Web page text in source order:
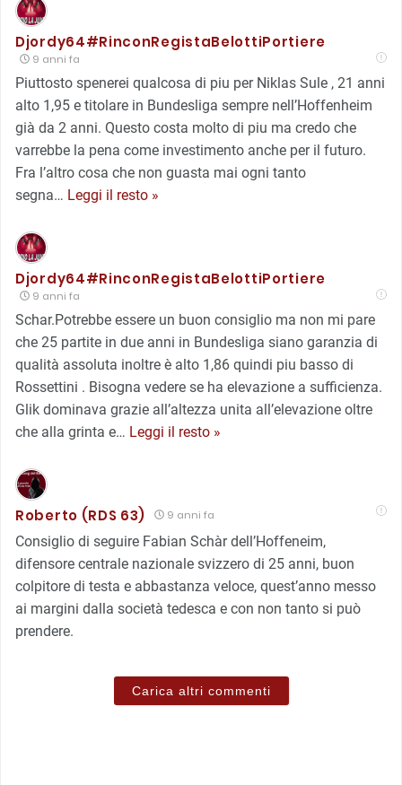
Djordy64#RinconRegistaBelottiPortiere
9 anni fa
Piuttosto spenerei qualcosa di piu per Niklas Sule , 21 anni
alto 1,95 e titolare in Bundesliga sempre nell’Hoffenheim
già da 2 anni. Questo costa molto di piu ma credo che
varrebbe la pena come investimento anche per il futuro.
Fra l’altro cosa che non guasta mai ogni tanto
segna… Leggi il resto »
Djordy64#RinconRegistaBelottiPortiere
9 anni fa
Schar.Potrebbe essere un buon consiglio ma non mi pare
che 25 partite in due anni in Bundesliga siano garanzia di
qualità assoluta inoltre è alto 1,86 quindi piu basso di
Rossettini . Bisogna vedere se ha elevazione a sufficienza.
Glik dominava grazie all’altezza unita all’elevazione oltre
che alla grinta e… Leggi il resto »
Roberto (RDS 63) 9 anni fa
Consiglio di seguire Fabian Schàr dell’Hoffeneim,
difensore centrale nazionale svizzero di 25 anni, buon
colpitore di testa e abbastanza veloce, quest’anno messo
ai margini dalla società tedesca e con non tanto si può
prendere.
Carica altri commenti